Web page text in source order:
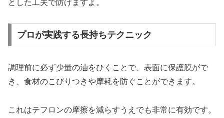
とした工夫で防げますよ。
プロが実践する長持ちテクニック
調理前に必ず少量の油をひくことで、表面に保護膜がで
き、食材のこびりつきや摩耗を防ぐことができます。
これはテフロンの摩擦を減らすうえでも非常に有効です。